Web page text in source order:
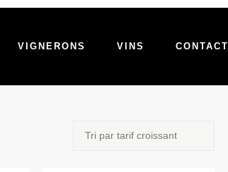
VIGNERONS VINS CONTACT
Tri par tarif croissant